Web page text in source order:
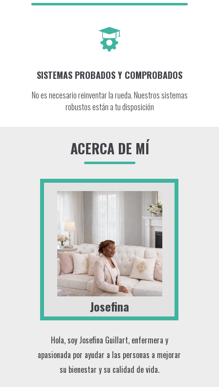
SISTEMAS PROBADOS Y COMPROBADOS
No es necesario reinventar la rueda. Nuestros sistemas
robustos están a tu disposición
ACERCA DE MÍ
Hola, soy Josefina Guillart, enfermera y
apasionada por ayudar a las personas a mejorar
su bienestar y su calidad de vida.
Josefina